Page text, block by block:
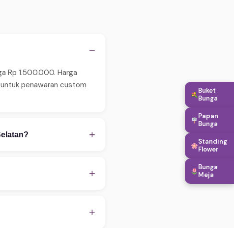
−
Rp 1.500.000. Harga
untuk penawaran custom
+
WA untuk konfirmasi
+
proses
+
Buket
Bunga
Papan
Bunga
Standing
Flower
Bunga
Meja